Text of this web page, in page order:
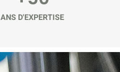
ANS D'EXPERTISE